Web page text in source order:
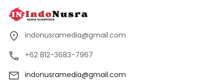
indonusramedia@gmail.com
+62 812-3683-7967
indonusramedia@gmail.com